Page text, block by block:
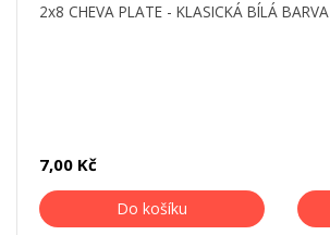
2x8 CHEVA PLATE - KLASICKÁ BÍLÁ BARVA
7,00 Kč
Do košíku